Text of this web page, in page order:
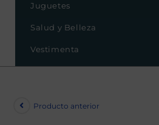
Juguetes
Salud y Belleza
Vestimenta
Producto anterior